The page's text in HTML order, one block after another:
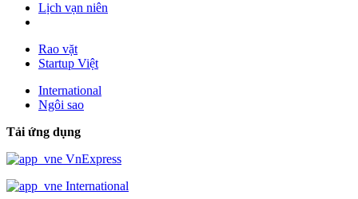
Lịch vạn niên
Rao vặt
Startup Việt
International
Ngôi sao
Tải ứng dụng
VnExpress
International